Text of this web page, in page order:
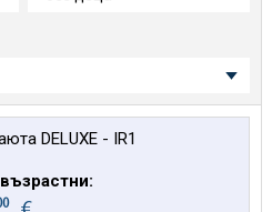
DELUXE - IR1